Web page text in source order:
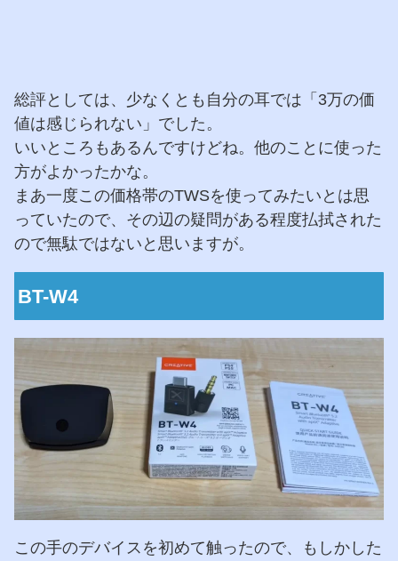
総評としては、少なくとも自分の耳では「3万の価
値は感じられない」でした。
いいところもあるんですけどね。他のことに使った
方がよかったかな。
まあ一度この価格帯のTWSを使ってみたいとは思
っていたので、その辺の疑問がある程度払拭された
ので無駄ではないと思いますが。
BT-W4
この手のデバイスを初めて触ったので、もしかした